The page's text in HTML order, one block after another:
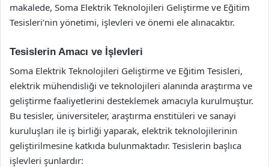
makalede, Soma Elektrik Teknolojileri Geliştirme ve Eğitim
Tesisleri’nin yönetimi, işlevleri ve önemi ele alınacaktır.
Tesislerin Amacı ve İşlevleri
Soma Elektrik Teknolojileri Geliştirme ve Eğitim Tesisleri,
elektrik mühendisliği ve teknolojileri alanında araştırma ve
geliştirme faaliyetlerini desteklemek amacıyla kurulmuştur.
Bu tesisler, üniversiteler, araştırma enstitüleri ve sanayi
kuruluşları ile iş birliği yaparak, elektrik teknolojilerinin
geliştirilmesine katkıda bulunmaktadır. Tesislerin başlıca
işlevleri şunlardır: